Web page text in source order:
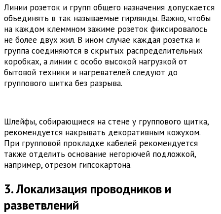
Линии розеток и групп общего назначения допускается
объединять в так называемые гирлянды. Важно, чтобы
на каждом клеммном зажиме розеток фиксировалось
не более двух жил. В ином случае каждая розетка и
группа соединяются в скрытых распределительных
коробках, а линии с особо высокой нагрузкой от
бытовой техники и нагревателей следуют до
группового щитка без разрыва.
Шлейфы, собирающиеся на стене у группового щитка,
рекомендуется накрывать декоративным кожухом.
При групповой прокладке кабелей рекомендуется
также отделить основание негорючей подложкой,
например, отрезом гипсокартона.
3. Локализация проводников и
разветвлений